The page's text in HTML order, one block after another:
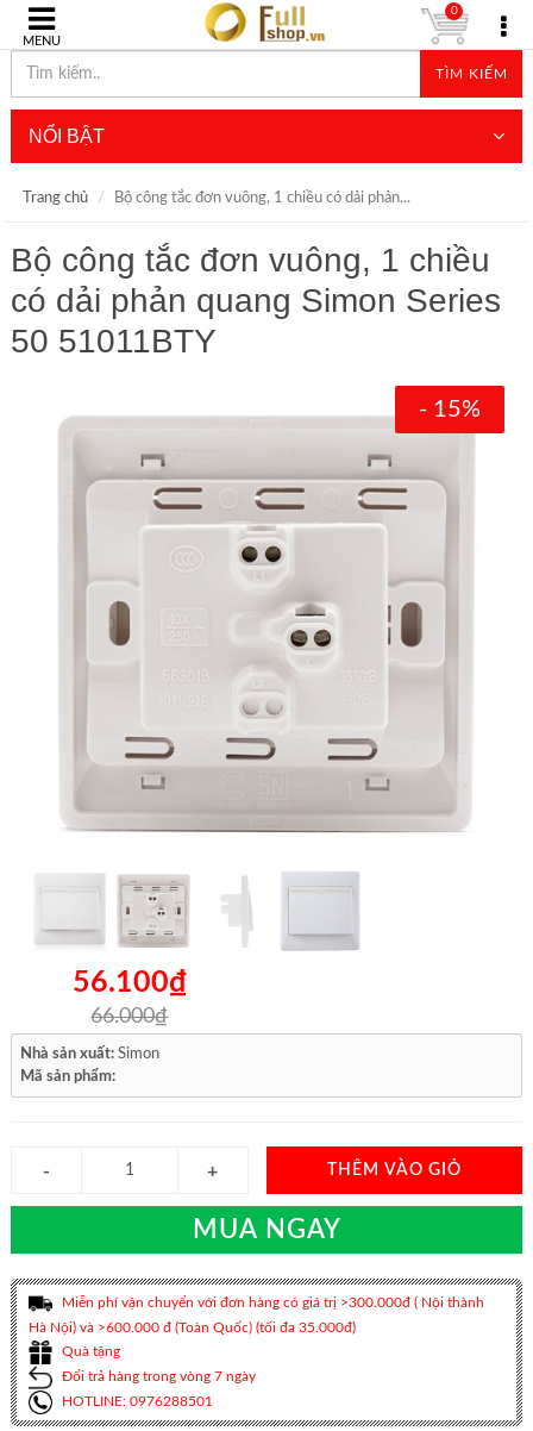
MENU
TÌM KIẾM
0
NỔI BẬT
Trang chủ Bộ công tắc đơn vuông, 1 chiều có dải phản...
Bộ công tắc đơn vuông, 1 chiều
có dải phản quang Simon Series
50 51011BTY
- 15%
56.100₫
66.000₫
Nhà sản xuất: Simon
Mã sản phẩm:
THÊM VÀO GIỎ
MUA NGAY
Miễn phí vận chuyển với đơn hàng có giá trị >300.000đ ( Nội thành
Hà Nội) và >600.000 đ (Toàn Quốc) (tối đa 35.000đ)
Quà tặng
Đổi trả hàng trong vòng 7 ngày
HOTLINE: 0976288501